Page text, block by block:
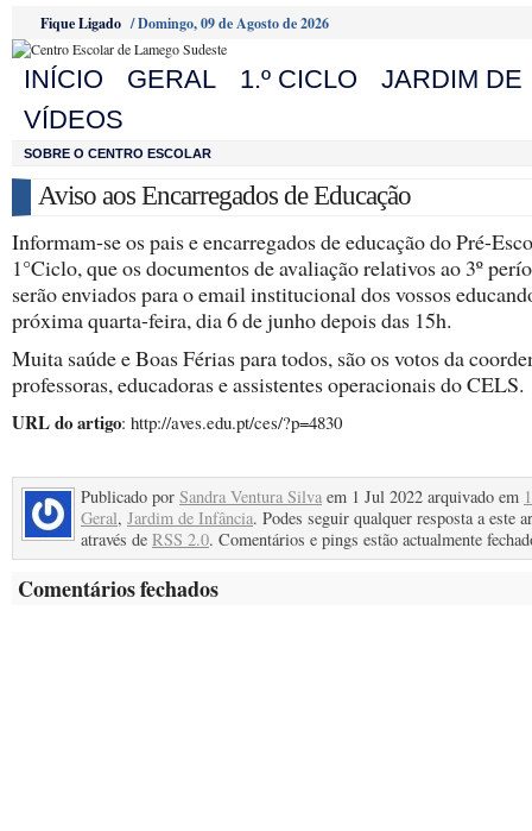
Fique Ligado /Domingo, 09 de Agosto de 2026
INÍCIO GERAL 1.º CICLO
JARDIM DE
VÍDEOS
SOBRE O CENTRO ESCOLAR
Aviso aos Encarregados de Educação
Informam-se os pais e encarregados de educação do Pré-
1°Ciclo, que os documentos de avaliação relativos ao 3º
serão enviados para o email institucional dos vossos
próxima quarta-feira, dia 6 de junho depois das 15h.
Muita saúde e Boas Férias para todos, são os votos da
professoras, educadoras e assistentes operacionais do CELS.
URL do artigo: http://aves.edu.pt/ces/?p=4830
Publicado por Sandra Ventura Silva em 1 Jul 2022 arquivado em
Geral, Jardim de Infância. Podes seguir qualquer resposta a este
através de RSS 2.0. Comentários e pings estão actualmente
Comentários fechados